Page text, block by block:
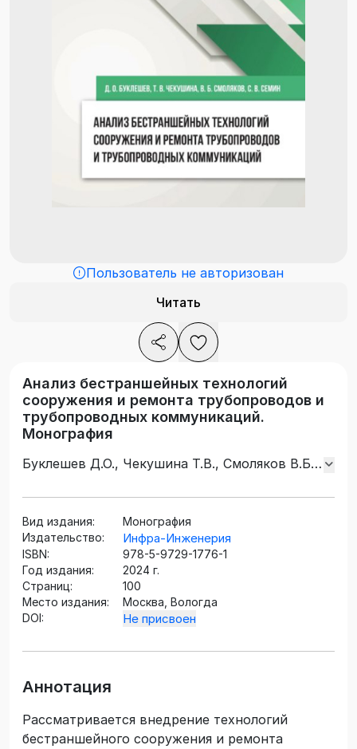
Пользователь не авторизован
Читать
Анализ бестраншейных технологий
сооружения и ремонта трубопроводов и
трубопроводных коммуникаций.
Монография
Буклешев Д.О., Чекушина Т.В., Смоляков В.Б.,
Вид издания:
Монография
Издательство:
Инфра-Инженерия
ISBN:
978-5-9729-1776-1
Год издания:
2024 г.
Страниц:
100
Место издания:
Москва, Вологда
DOI:
Не присвоен
Аннотация
Рассматривается внедрение технологий
бестраншейного сооружения и ремонта